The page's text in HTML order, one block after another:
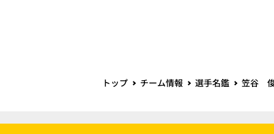
トップ チーム情報 選手名鑑 笠谷